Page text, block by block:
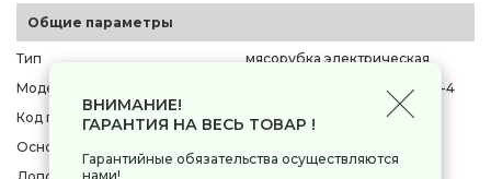
Общие параметры
Тип
мясорубка электрическая
Модель
Ротор ДИВА -р ЭМШ 35/300-4
Код производителя
[4650054401191]
Основной цвет
ВНИМАНИЕ!
ГАРАНТИЯ НА ВЕСЬ ТОВАР !
Гарантийные обязательства осуществляются
нами!